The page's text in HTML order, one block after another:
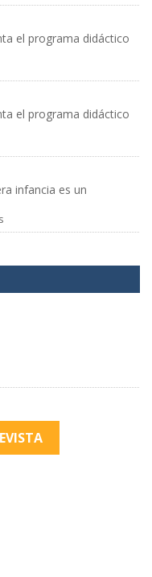
el programa didáctico
el programa didáctico
infancia es un